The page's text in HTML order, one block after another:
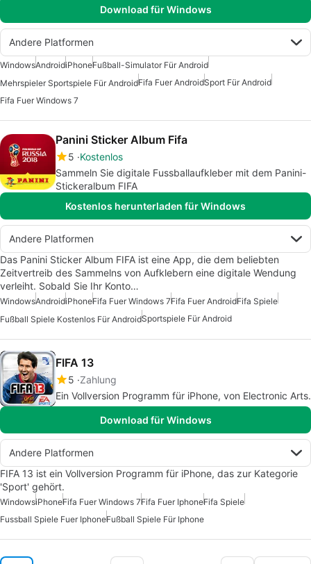
Download für Windows
Andere Platformen
WindowsAndroidiPhoneFußball-Simulator Für Android
Mehrspieler Sportspiele Für AndroidFifa Fuer AndroidSport Für Android
Fifa Fuer Windows 7
Panini Sticker Album Fifa
5 Kostenlos
Sammeln Sie digitale Fussballaufkleber mit dem Panini-
Stickeralbum FIFA
Kostenlos herunterladen für Windows
Andere Platformen
Das Panini Sticker Album FIFA ist eine App, die dem beliebten
Zeitvertreib des Sammelns von Aufklebern eine digitale Wendung
verleiht. Sobald Sie Ihr Konto…
WindowsAndroidiPhoneFifa Fuer Windows 7Fifa Fuer AndroidFifa Spiele
Fußball Spiele Kostenlos Für AndroidSportspiele Für Android
FIFA 13
5 Zahlung
Ein Vollversion Programm für iPhone, von Electronic Arts.
Download für Windows
Andere Platformen
FIFA 13 ist ein Vollversion Programm für iPhone, das zur Kategorie
'Sport' gehört.
WindowsiPhoneFifa Fuer Windows 7Fifa Fuer IphoneFifa Spiele
Fussball Spiele Fuer IphoneFußball Spiele Für Iphone